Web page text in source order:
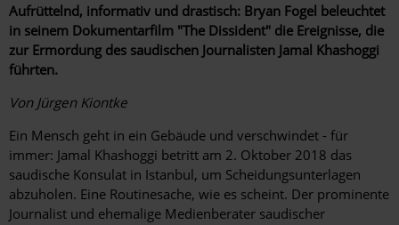
Aufrüttelnd, informativ und drastisch: Bryan Fogel beleuchtet
in seinem Dokumentarfilm "The Dissident" die Ereignisse, die
zur Ermordung des saudischen Journalisten Jamal Khashoggi
führten.
Von Jürgen Kiontke
Ein Mensch geht in ein Gebäude und verschwindet - für
immer: Jamal Khashoggi betritt am 2. Oktober 2018 das
saudische Konsulat in Istanbul, um Scheidungsunterlagen
abzuholen. Eine Routinesache, wie es scheint. Der prominente
Journalist und ehemalige Medienberater saudischer